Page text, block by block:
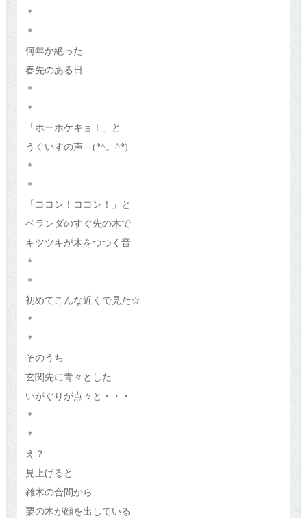
＊
＊
何年か絶った
春先のある日
＊
＊
「ホーホケキョ！」と
うぐいすの声 (*^。^*)
＊
＊
「ココン！ココン！」と
ベランダのすぐ先の木で
キツツキが木をつつく音
＊
＊
初めてこんな近くで見た☆
＊
＊
そのうち
玄関先に青々とした
いがぐりが点々と・・・
＊
＊
え？
見上げると
雑木の合間から
栗の木が顔を出している